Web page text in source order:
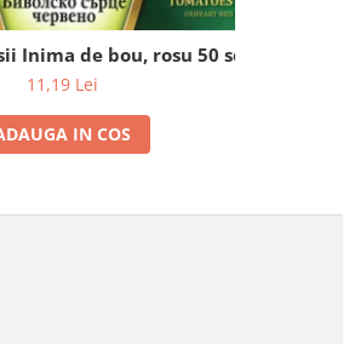
Inima de bou, rosu 50 seminte
11,19 Lei
IN COS